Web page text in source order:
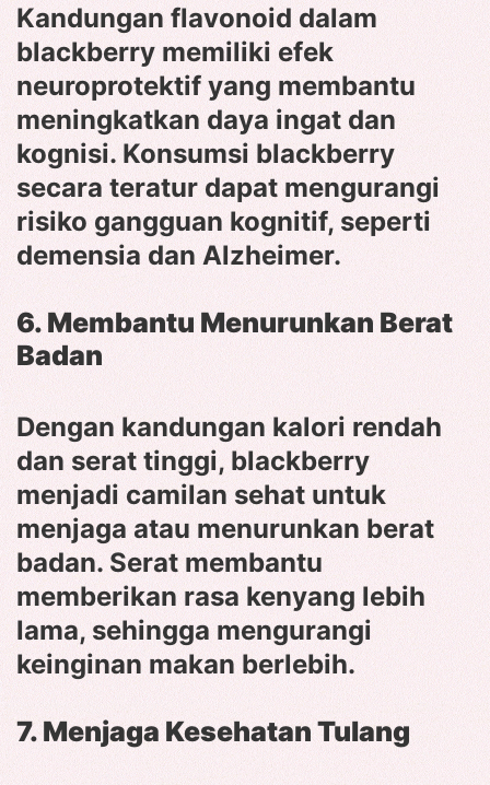
Kandungan flavonoid dalam
blackberry memiliki efek
neuroprotektif yang membantu
meningkatkan daya ingat dan
kognisi. Konsumsi blackberry
secara teratur dapat mengurangi
risiko gangguan kognitif, seperti
demensia dan Alzheimer.
6. Membantu Menurunkan Berat
Badan
Dengan kandungan kalori rendah
dan serat tinggi, blackberry
menjadi camilan sehat untuk
menjaga atau menurunkan berat
badan. Serat membantu
memberikan rasa kenyang lebih
lama, sehingga mengurangi
keinginan makan berlebih.
7. Menjaga Kesehatan Tulang